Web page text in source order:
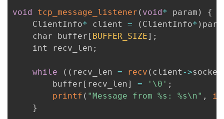
void
tcp_message_listener ( void * param )
{
    ClientInfo
* client = ( ClientInfo* )
    char buffer
[ BUFFER_SIZE] ;
    int recv_len
;
while
( ( recv_len = recv ( client ->socket
        buffer
[ recv_len] = '\0' ;
printf ( "Message from %s: %s\n" ,
}